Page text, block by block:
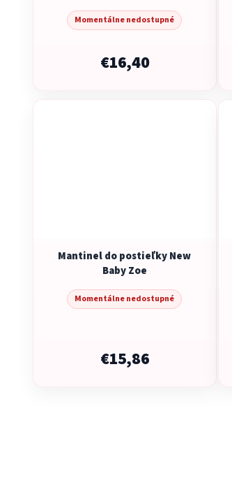
Momentálne nedostupné
€16,40
Mantinel do postieľky New
Baby Zoe
Momentálne nedostupné
€15,86